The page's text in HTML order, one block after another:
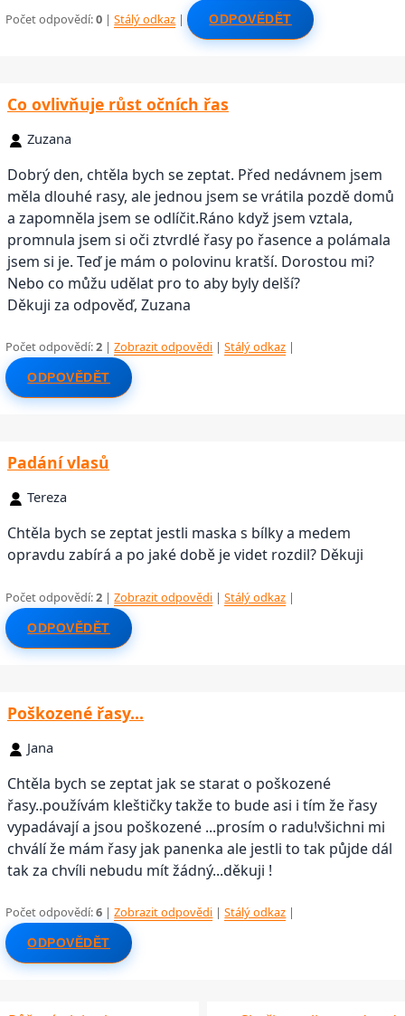
Počet odpovědí:0 |Stálý odkaz | ODPOVĚDĚT
Co ovlivňuje růst očních řas
Zuzana
Dobrý den, chtěla bych se zeptat. Před nedávnem jsem
měla dlouhé rasy, ale jednou jsem se vrátila pozdě domů
a zapomněla jsem se odlíčit.Ráno když jsem vztala,
promnula jsem si oči ztvrdlé řasy po řasence a polámala
jsem si je. Teď je mám o polovinu kratší. Dorostou mi?
Nebo co můžu udělat pro to aby byly delší?
Děkuji za odpověď, Zuzana
Počet odpovědí:2 |Zobrazit odpovědi |Stálý odkaz |
ODPOVĚDĚT
Padání vlasů
Tereza
Chtěla bych se zeptat jestli maska s bílky a medem
opravdu zabírá a po jaké době je videt rozdil? Děkuji
Počet odpovědí:2 |Zobrazit odpovědi |Stálý odkaz |
ODPOVĚDĚT
Poškozené řasy...
Jana
Chtěla bych se zeptat jak se starat o poškozené
řasy..používám kleštičky takže to bude asi i tím že řasy
vypadávají a jsou poškozené ...prosím o radu!všichni mi
chválí že mám řasy jak panenka ale jestli to tak půjde dál
tak za chvíli nebudu mít žádný...děkuji !
Počet odpovědí:6 |Zobrazit odpovědi |Stálý odkaz |
ODPOVĚDĚT